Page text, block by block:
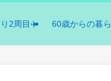
り2周目✈️ 60歳からの暮